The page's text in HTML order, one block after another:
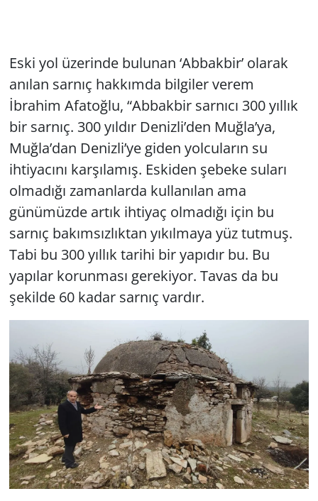
Eski yol üzerinde bulunan ‘Abbakbir’ olarak
anılan sarnıç hakkımda bilgiler verem
İbrahim Afatoğlu, “Abbakbir sarnıcı 300 yıllık
bir sarnıç. 300 yıldır Denizli’den Muğla’ya,
Muğla’dan Denizli’ye giden yolcuların su
ihtiyacını karşılamış. Eskiden şebeke suları
olmadığı zamanlarda kullanılan ama
günümüzde artık ihtiyaç olmadığı için bu
sarnıç bakımsızlıktan yıkılmaya yüz tutmuş.
Tabi bu 300 yıllık tarihi bir yapıdır bu. Bu
yapılar korunması gerekiyor. Tavas da bu
şekilde 60 kadar sarnıç vardır.